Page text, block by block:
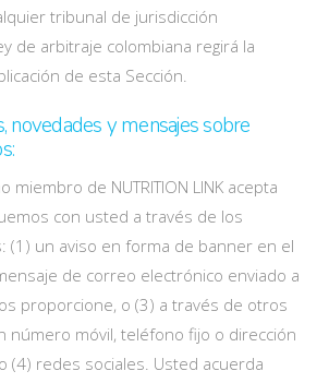
tribunal de jurisdicción
de arbitraje colombiana regirá la
de esta Sección.
novedades y mensajes sobre
miembro de NUTRITION LINK acepta
con usted a través de los
(1) un aviso en forma de banner en el
de correo electrónico enviado a
proporcione, o (3) a través de otros
número móvil, teléfono fijo o dirección
(4) redes sociales. Usted acuerda